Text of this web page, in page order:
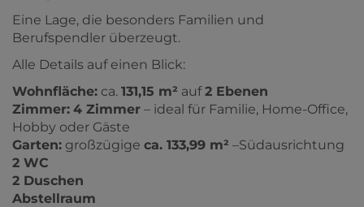
Eine Lage, die besonders Familien und
Berufspendler überzeugt.
Alle Details auf einen Blick:
Wohnfläche: ca. 131,15 m² auf2 Ebenen
Zimmer: 4 Zimmer – ideal für Familie, Home-Office,
Hobby oder Gäste
Garten: großzügige ca. 133,99 m² –Südausrichtung
2 WC
2 Duschen
Abstellraum